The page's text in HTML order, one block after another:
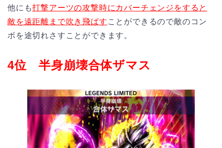
他にも打撃アーツの攻撃時にカバーチェンジをすると
敵を遠距離まで吹き飛ばす ことができるので敵のコン
ボを途切れさすことができます。
4位 半身崩壊合体ザマス